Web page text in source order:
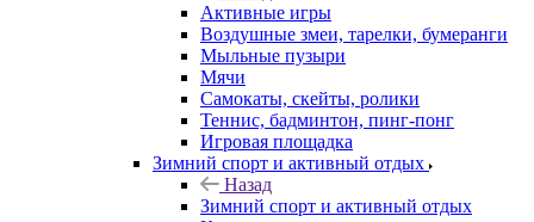
Активные игры
Воздушные змеи, тарелки, бумеранги
Мыльные пузыри
Мячи
Самокаты, скейты, ролики
Теннис, бадминтон, пинг-понг
Игровая площадка
Зимний спорт и активный отдых
Назад
Зимний спорт и активный отдых